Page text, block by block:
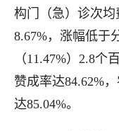
构门（急）诊次均
8.67%，涨幅低于
（11.47%）2.8
赞成率达84.62%
达85.04%。